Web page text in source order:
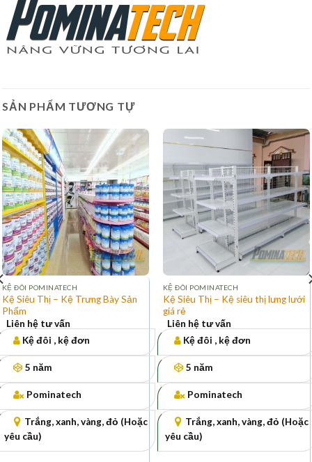
SẢN PHẨM TƯƠNG TỰ
KỆ ĐÔI POMINATECH
Kệ Siêu Thị – Kệ Trưng Bày Sản
Phẩm
Liên hệ tư vấn
Kệ đôi , kệ đơn
5 năm
Pominatech
Trắng, xanh, vàng, đỏ (Hoặc
yêu cầu)
KỆ ĐÔI POMINATECH
Kệ Siêu Thị – Kệ siêu thị lưng lưới
giá rẻ
Liên hệ tư vấn
Kệ đôi , kệ đơn
5 năm
Pominatech
Trắng, xanh, vàng, đỏ (Hoặc
yêu cầu)